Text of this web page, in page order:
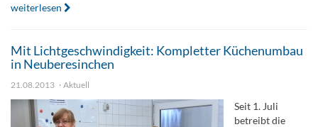
weiterlesen
Mit Lichtgeschwindigkeit: Kompletter Küchenumbau
in Neuberesinchen
21.08.2013 Aktuell
Seit 1. Juli
betreibt die